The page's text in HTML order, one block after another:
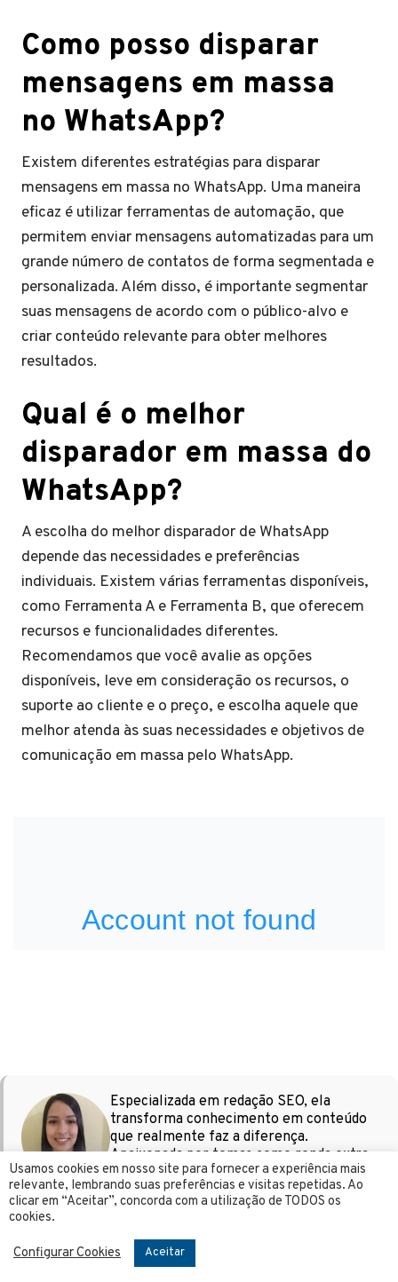
Como posso disparar
mensagens em massa
no WhatsApp?
Existem diferentes estratégias para disparar
mensagens em massa no WhatsApp. Uma maneira
eficaz é utilizar ferramentas de automação, que
permitem enviar mensagens automatizadas para um
grande número de contatos de forma segmentada e
personalizada. Além disso, é importante segmentar
suas mensagens de acordo com o público-alvo e
criar conteúdo relevante para obter melhores
resultados.
Qual é o melhor
disparador em massa do
WhatsApp?
A escolha do melhor disparador de WhatsApp
depende das necessidades e preferências
individuais. Existem várias ferramentas disponíveis,
como Ferramenta A e Ferramenta B, que oferecem
recursos e funcionalidades diferentes.
Recomendamos que você avalie as opções
disponíveis, leve em consideração os recursos, o
suporte ao cliente e o preço, e escolha aquele que
melhor atenda às suas necessidades e objetivos de
comunicação em massa pelo WhatsApp.
Iara Santana
Lima
Especializada em redação SEO, ela
transforma conhecimento em conteúdo
que realmente faz a diferença.
Apaixonada por temas como renda extra,
empreendedorismo, ganhar dinheiro
online e concursos públicos, escreve de
forma clara e prática para ajudar pessoas
financeira. Com experiência real e
linguagem direta, seus textos guiam
Usamos cookies em nosso site para fornecer a experiência mais
relevante, lembrando suas preferências e visitas repetidas. Ao
clicar em “Aceitar”, concorda com a utilização de TODOS os
cookies.
Configurar Cookies Aceitar